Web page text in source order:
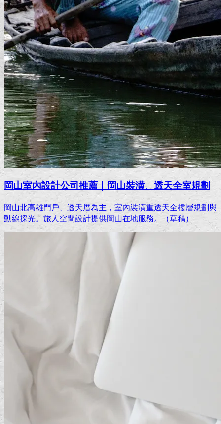
岡山室內設計公司推薦｜岡山裝潢、透天全室規劃
岡山北高雄門戶、透天厝為主，室內裝潢重透天全樓層規劃與
動線採光。旅人空間設計提供岡山在地服務。（草稿）